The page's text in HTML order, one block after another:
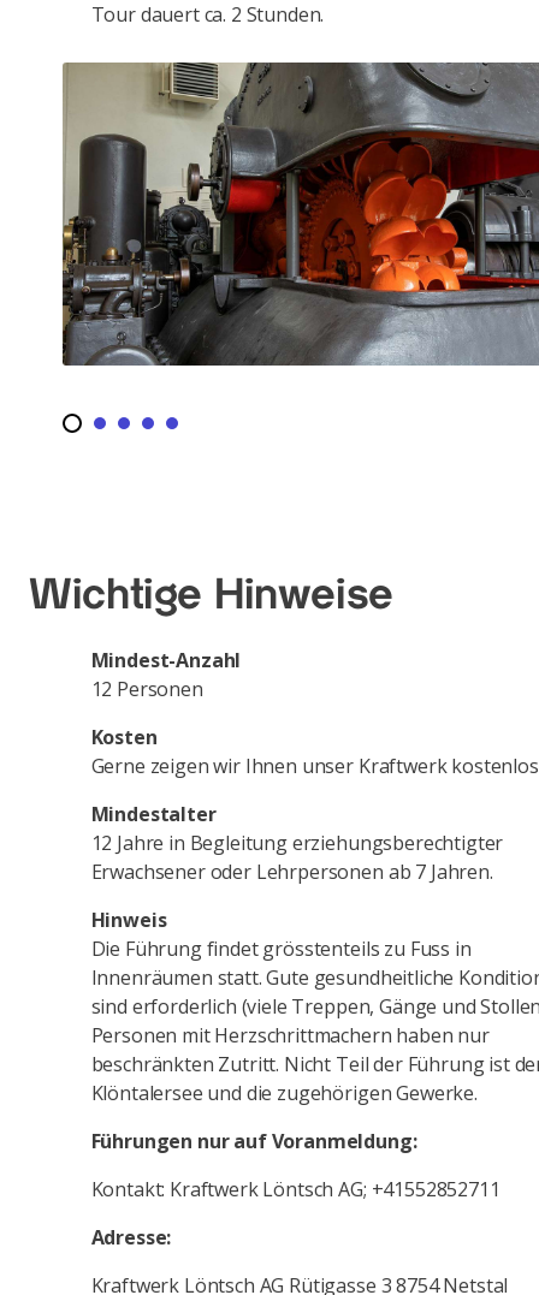
Tour dauert ca. 2 Stunden.
Wichtige Hinweise
Mindest-Anzahl
12 Personen
Kosten
Gerne zeigen wir Ihnen unser Kraftwerk
Mindestalter
12 Jahre in Begleitung erziehungsberechtigter
Erwachsener oder Lehrpersonen ab 7 Jahren.
Hinweis
Die Führung findet grösstenteils zu Fuss in
Innenräumen statt. Gute gesundheitliche
sind erforderlich (viele Treppen, Gänge und
Personen mit Herzschrittmachern haben nur
beschränkten Zutritt. Nicht Teil der Führung ist
Klöntalersee und die zugehörigen Gewerke.
Führungen nur auf Voranmeldung:
Kontakt: Kraftwerk Löntsch AG; +41552852711
Adresse:
Kraftwerk Löntsch AG Rütigasse 3 8754 Netstal